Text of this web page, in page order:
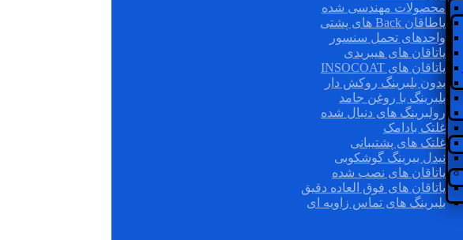
محصولات مهندسی شده
یاطاقان Back های پشتی
واحدهای تحمل سنسور
یاتاقان های هیبریدی
یاتاقان های INSOCOAT
بدون بلبرینگ روکش دار
بلبرینگ با روغن جامد
رولبرینگ های دنبال شده
غلتک بادامک
غلتک های پشتیبانی
نیدل بیرینگ گوشکوبی
یاتاقان های نصب شده
یاتاقان های فوق العاده دقیق
بلبرینگ های تماس زاویه ای